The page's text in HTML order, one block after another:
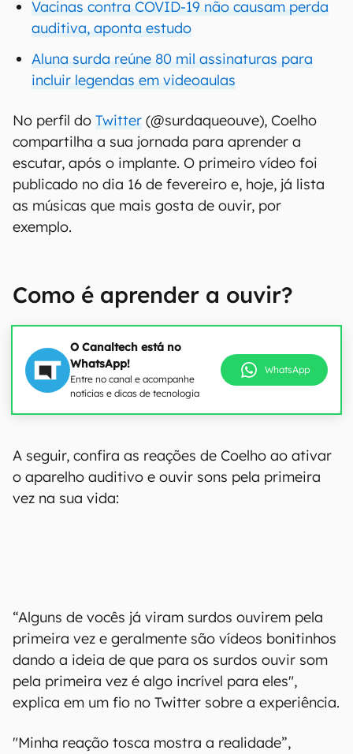
Vacinas contra COVID-19 não causam perda
auditiva, aponta estudo
Aluna surda reúne 80 mil assinaturas para
incluir legendas em videoaulas
No perfil do Twitter (@surdaqueouve), Coelho
compartilha a sua jornada para aprender a
escutar, após o implante. O primeiro vídeo foi
publicado no dia 16 de fevereiro e, hoje, já lista
as músicas que mais gosta de ouvir, por
exemplo.
Como é aprender a ouvir?
O Canaltech está no
WhatsApp!
Entre no canal e acompanhe
notícias e dicas de tecnologia
WhatsApp
A seguir, confira as reações de Coelho ao ativar
o aparelho auditivo e ouvir sons pela primeira
vez na sua vida:
“Alguns de vocês já viram surdos ouvirem pela
primeira vez e geralmente são vídeos bonitinhos
dando a ideia de que para os surdos ouvir som
pela primeira vez é algo incrível para eles",
explica em um fio no Twitter sobre a experiência.
"Minha reação tosca mostra a realidade”,